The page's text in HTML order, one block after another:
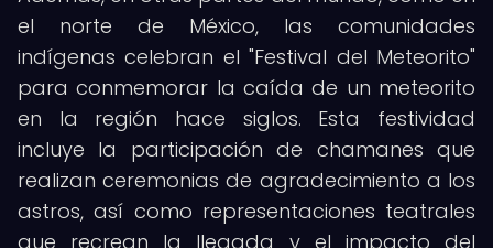
el norte de México, las comunidades
indígenas celebran el "Festival del Meteorito"
para conmemorar la caída de un meteorito
en la región hace siglos. Esta festividad
incluye la participación de chamanes que
realizan ceremonias de agradecimiento a los
astros, así como representaciones teatrales
que recrean la llegada y el impacto del